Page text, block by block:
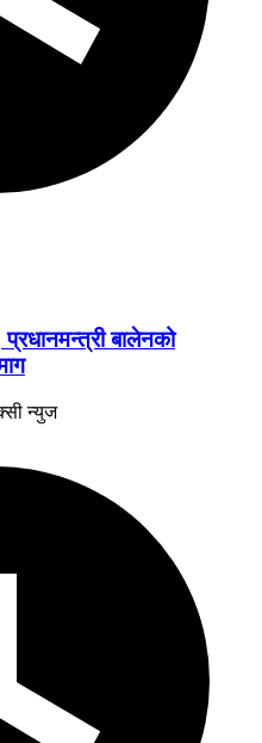
बालेनको
न्युज